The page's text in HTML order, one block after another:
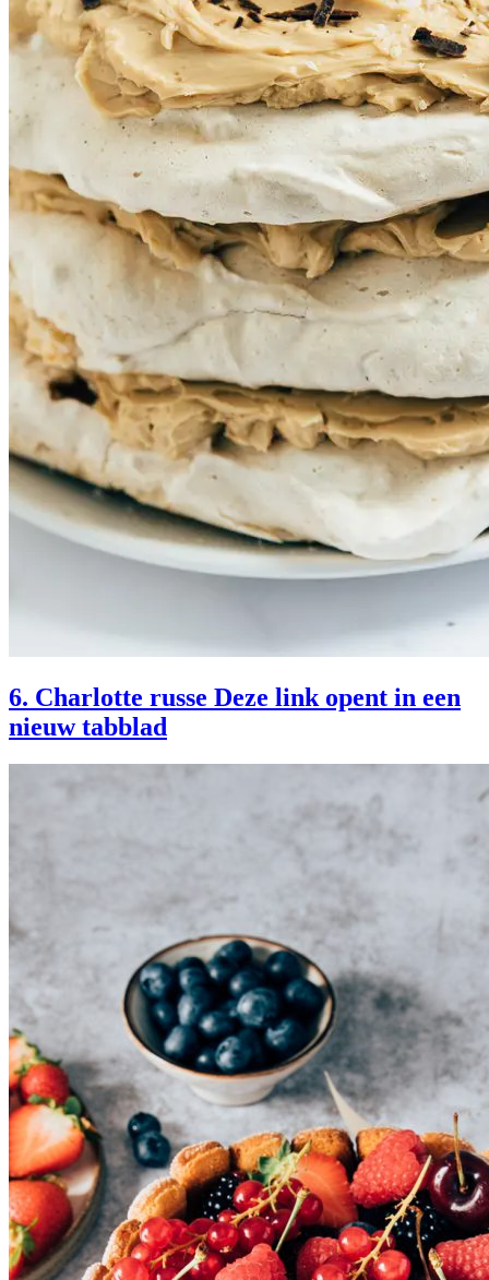
6. Charlotte russe Deze link opent in een
nieuw tabblad